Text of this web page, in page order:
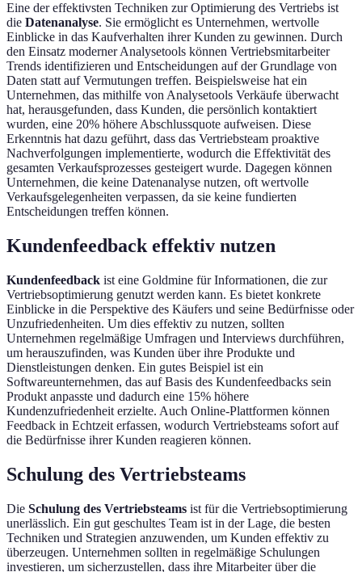
Eine der effektivsten Techniken zur Optimierung des Vertriebs ist
die Datenanalyse. Sie ermöglicht es Unternehmen, wertvolle
Einblicke in das Kaufverhalten ihrer Kunden zu gewinnen. Durch
den Einsatz moderner Analysetools können Vertriebsmitarbeiter
Trends identifizieren und Entscheidungen auf der Grundlage von
Daten statt auf Vermutungen treffen. Beispielsweise hat ein
Unternehmen, das mithilfe von Analysetools Verkäufe überwacht
hat, herausgefunden, dass Kunden, die persönlich kontaktiert
wurden, eine 20% höhere Abschlussquote aufweisen. Diese
Erkenntnis hat dazu geführt, dass das Vertriebsteam proaktive
Nachverfolgungen implementierte, wodurch die Effektivität des
gesamten Verkaufsprozesses gesteigert wurde. Dagegen können
Unternehmen, die keine Datenanalyse nutzen, oft wertvolle
Verkaufsgelegenheiten verpassen, da sie keine fundierten
Entscheidungen treffen können.
Kundenfeedback effektiv nutzen
Kundenfeedback ist eine Goldmine für Informationen, die zur
Vertriebsoptimierung genutzt werden kann. Es bietet konkrete
Einblicke in die Perspektive des Käufers und seine Bedürfnisse oder
Unzufriedenheiten. Um dies effektiv zu nutzen, sollten
Unternehmen regelmäßige Umfragen und Interviews durchführen,
um herauszufinden, was Kunden über ihre Produkte und
Dienstleistungen denken. Ein gutes Beispiel ist ein
Softwareunternehmen, das auf Basis des Kundenfeedbacks sein
Produkt anpasste und dadurch eine 15% höhere
Kundenzufriedenheit erzielte. Auch Online-Plattformen können
Feedback in Echtzeit erfassen, wodurch Vertriebsteams sofort auf
die Bedürfnisse ihrer Kunden reagieren können.
Schulung des Vertriebsteams
Die Schulung des Vertriebsteams ist für die Vertriebsoptimierung
unerlässlich. Ein gut geschultes Team ist in der Lage, die besten
Techniken und Strategien anzuwenden, um Kunden effektiv zu
überzeugen. Unternehmen sollten in regelmäßige Schulungen
investieren, um sicherzustellen, dass ihre Mitarbeiter über die